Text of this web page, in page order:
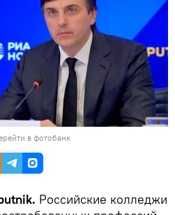
в фотобанк
Российские колледжи